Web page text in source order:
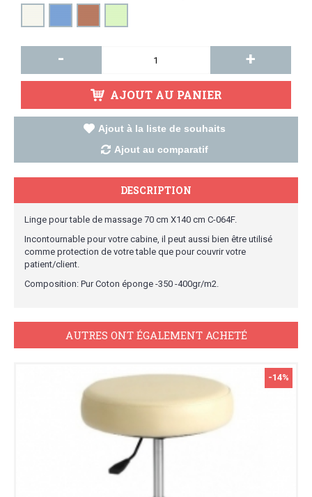
- +
AJOUT AU PANIER
Ajout à la liste de souhaits
Ajout au comparatif
DESCRIPTION
Linge pour table de massage 70 cm X140 cm C-064F.
Incontournable pour votre cabine, il peut aussi bien être utilisé
comme protection de votre table que pour couvrir votre
patient/client.
Composition: Pur Coton éponge -350 -400gr/m2.
AUTRES ONT ÉGALEMENT ACHETÉ
-14%